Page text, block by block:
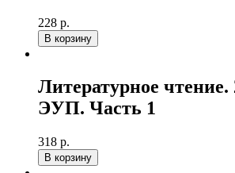
228 р.
В корзину
Литературное чтение.
ЭУП. Часть 1
318 р.
В корзину